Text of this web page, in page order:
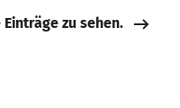
zu sehen.